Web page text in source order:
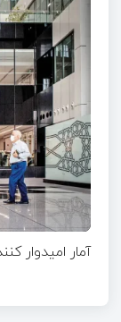
آمار امیدوار